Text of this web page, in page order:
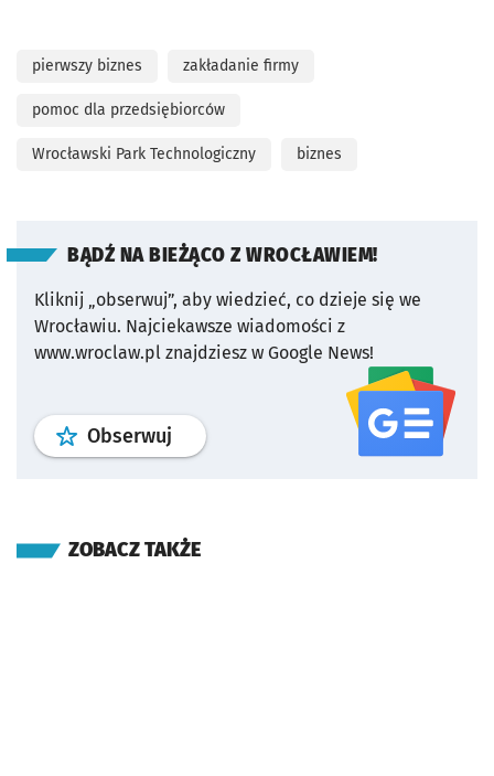
pierwszy biznes zakładanie firmy
pomoc dla przedsiębiorców
Wrocławski Park Technologiczny biznes
BĄDŹ NA BIEŻĄCO Z WROCŁAWIEM!
Kliknij „obserwuj”, aby wiedzieć, co dzieje się we
Wrocławiu. Najciekawsze wiadomości z
www.wroclaw.pl znajdziesz w Google News!
Obserwuj profil serwisu
ZOBACZ TAKŻE